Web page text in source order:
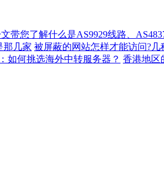
带您了解什么是AS9929线路、
那几家 被屏蔽的网站怎样才能访问?
如何挑选海外中转服务器？ 香港地